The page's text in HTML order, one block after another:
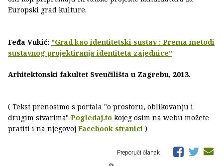
Europski grad kulture.
Feđa Vukić: "Grad kao identitetski sustav : Prema metodi
sustavnog projektiranja identiteta zajednice"
Arhitektonski fakultet Sveučilišta u Zagrebu, 2013.
( Tekst prenosimo s portala "o prostoru, oblikovanju i
drugim stvarima" Pogledaj.to kojeg osim na webu možete
pratiti i na njegovoj Facebook stranici )
Preporuči članak